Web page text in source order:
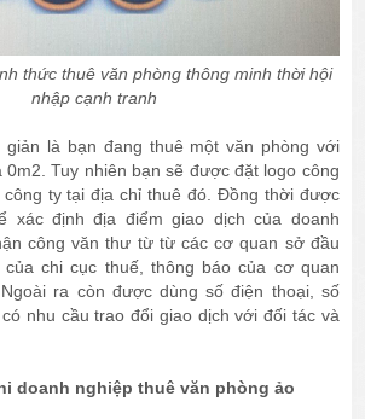
thức thuê văn phòng thông minh thời hội
nhập cạnh tranh
giản là bạn đang thuê một văn phòng với
Tuy nhiên bạn sẽ được đặt logo công
ty tại địa chỉ thuê đó. Đồng thời được
xác định địa điểm giao dịch của doanh
công văn thư từ từ các cơ quan sở đầu
chi cục thuế, thông báo của cơ quan
ra còn được dùng số điện thoại, số
nhu cầu trao đổi giao dịch với đối tác và
doanh nghiệp thuê văn phòng ảo